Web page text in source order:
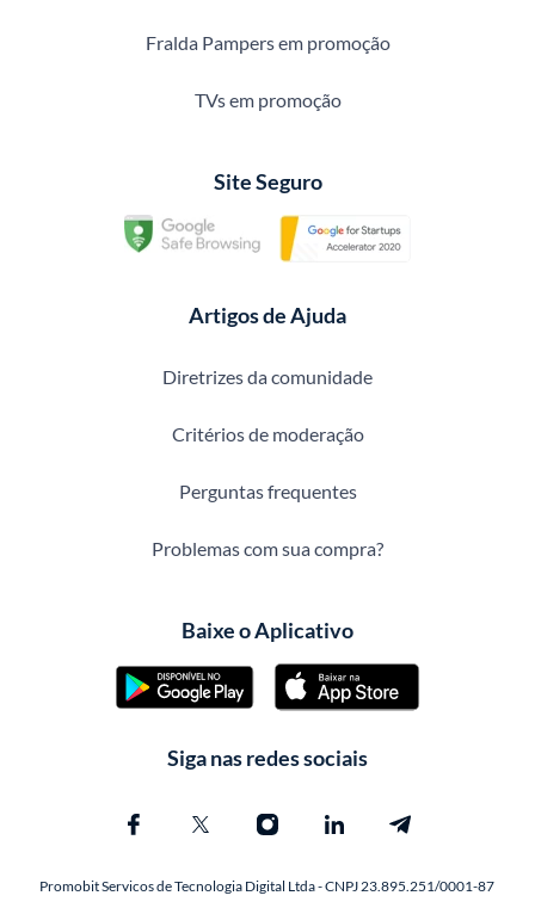
Fralda Pampers em promoção
TVs em promoção
Site Seguro
Artigos de Ajuda
Diretrizes da comunidade
Critérios de moderação
Perguntas frequentes
Problemas com sua compra?
Baixe o Aplicativo
Siga nas redes sociais
Promobit Servicos de Tecnologia Digital Ltda - CNPJ 23.895.251/0001-87